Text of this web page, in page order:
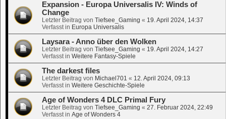
Expansion - Europa Universalis IV: Winds of
Change
Letzter Beitrag von Tiefsee_Gaming « 19. April 2024, 14:37
Verfasst in Europa Universalis
Laysara - Anno über den Wolken
Letzter Beitrag von Tiefsee_Gaming « 19. April 2024, 14:27
Verfasst in Weitere Fantasy-Spiele
The darkest files
Letzter Beitrag von Michael701 « 12. April 2024, 09:13
Verfasst in Weitere Geschichte-Spiele
Age of Wonders 4 DLC Primal Fury
Letzter Beitrag von Tiefsee_Gaming « 27. Februar 2024, 22:49
Verfasst in Age of Wonders 4